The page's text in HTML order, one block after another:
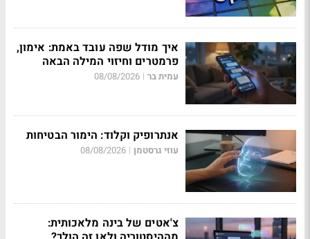
איך מודל שפה עובד באמת: אימון,
פרמטרים וחיזוי המילה הבאה
עמית בר |
08/08/2026
אנתרופיק וקלוד: הימור הבטיחות
עוזי גרסטמן |
08/08/2026
צ'אטים של בינה מלאכותית: